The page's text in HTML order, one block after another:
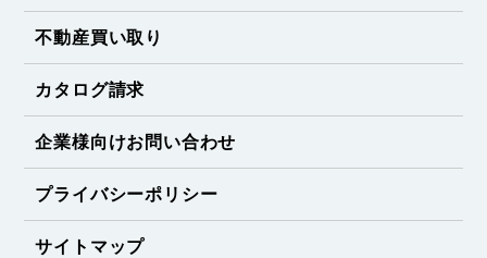
不動産買い取り
カタログ請求
企業様向けお問い合わせ
プライバシーポリシー
サイトマップ